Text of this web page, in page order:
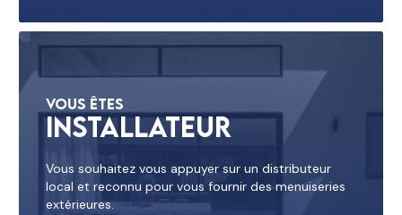
Vous êtes
Installateur
Vous souhaitez vous appuyer sur un distributeur
local et reconnu pour vous fournir des menuiseries
extérieures.